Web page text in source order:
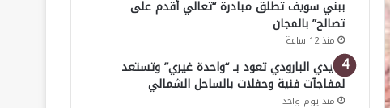
ببني سويف تطلق مبادرة “تعالي أقدم على
تصالح” بالمجان
منذ 12 ساعة
هايدي البارودي تعود بـ “واحدة غيري” وتستعد
لمفاجآت فنية وحفلات بالساحل الشمالي
منذ يوم واحد